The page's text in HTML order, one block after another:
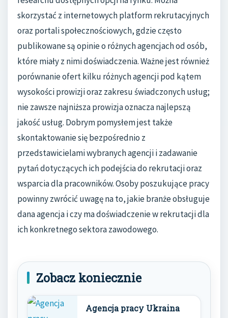
skorzystać z internetowych platform rekrutacyjnych
oraz portali społecznościowych, gdzie często
publikowane są opinie o różnych agencjach od osób,
które miały z nimi doświadczenia. Ważne jest również
porównanie ofert kilku różnych agencji pod kątem
wysokości prowizji oraz zakresu świadczonych usług;
nie zawsze najniższa prowizja oznacza najlepszą
jakość usług. Dobrym pomysłem jest także
skontaktowanie się bezpośrednio z
przedstawicielami wybranych agencji i zadawanie
pytań dotyczących ich podejścia do rekrutacji oraz
wsparcia dla pracowników. Osoby poszukujące pracy
powinny zwrócić uwagę na to, jakie branże obsługuje
dana agencja i czy ma doświadczenie w rekrutacji dla
ich konkretnego sektora zawodowego.
Zobacz koniecznie
Agencja pracy Ukraina